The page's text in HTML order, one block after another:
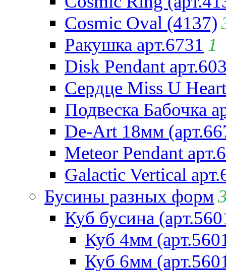
Cosmic Oval (4137)
Ракушка арт.6731 1
Disk Pendant
Сердце Miss U
Подвеска Бабочка
De-Art 18мм
Meteor Pendant
Galactic Vertical
Бусины разных форм
Куб бусина
Куб 4мм
Куб 6мм